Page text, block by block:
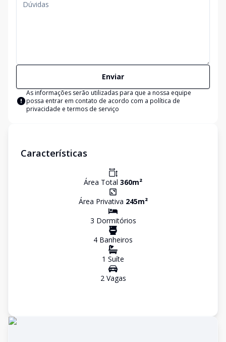
Enviar
As informações serão utilizadas para que a nossa equipe
possa entrar em contato de acordo com a política de
privacidade e termos de serviço
Características
Área Total 360m²
Área Privativa 245m²
3 Dormitórios
4 Banheiros
1 Suíte
2Vagas